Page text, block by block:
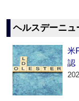
ヘルスデーニュ
米
認